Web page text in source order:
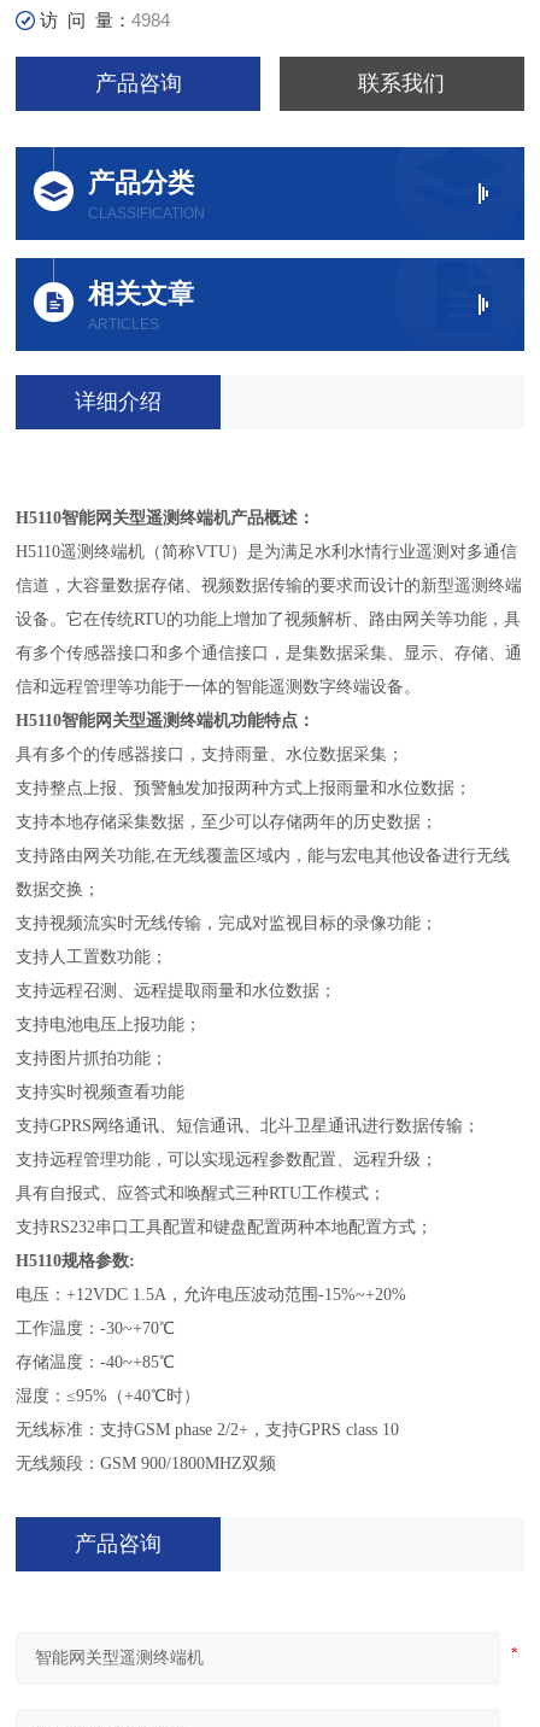
访 问 量：4984
产品咨询 联系我们
产品分类
CLASSIFICATION
相关文章
ARTICLES
详细介绍
H5110智能网关型遥测终端机产品概述 ：
H5110遥测终端机（简称VTU）是为满足水利水情行业遥测对多通信
信道，大容量数据存储、视频数据传输的要求而设计的新型遥测终端
设备。它在传统RTU的功能上增加了视频解析、路由网关等功能，具
有多个传感器接口和多个通信接口，是集数据采集、显示、存储、通
信和远程管理等功能于一体的智能遥测数字终端设备。
H5110智能网关型遥测终端机功能特点 ：
具有多个的传感器接口，支持雨量、水位数据采集；
支持整点上报、预警触发加报两种方式上报雨量和水位数据；
支持本地存储采集数据，至少可以存储两年的历史数据；
支持路由网关功能,在无线覆盖区域内，能与宏电其他设备进行无线
数据交换；
支持视频流实时无线传输，完成对监视目标的录像功能；
支持人工置数功能；
支持远程召测、远程提取雨量和水位数据；
支持电池电压上报功能；
支持图片抓拍功能；
支持实时视频查看功能
支持GPRS网络通讯、短信通讯、北斗卫星通讯进行数据传输；
支持远程管理功能，可以实现远程参数配置、远程升级；
具有自报式、应答式和唤醒式三种RTU工作模式；
支持RS232串口工具配置和键盘配置两种本地配置方式；
H5110规格参数:
电压：+12VDC 1.5A，允许电压波动范围-15%~+20%
工作温度：-30~+70℃
存储温度：-40~+85℃
湿度：≤95%（+40℃时）
无线标准：支持GSM phase 2/2+，支持GPRS class 10
无线频段：GSM 900/1800MHZ双频
产品咨询